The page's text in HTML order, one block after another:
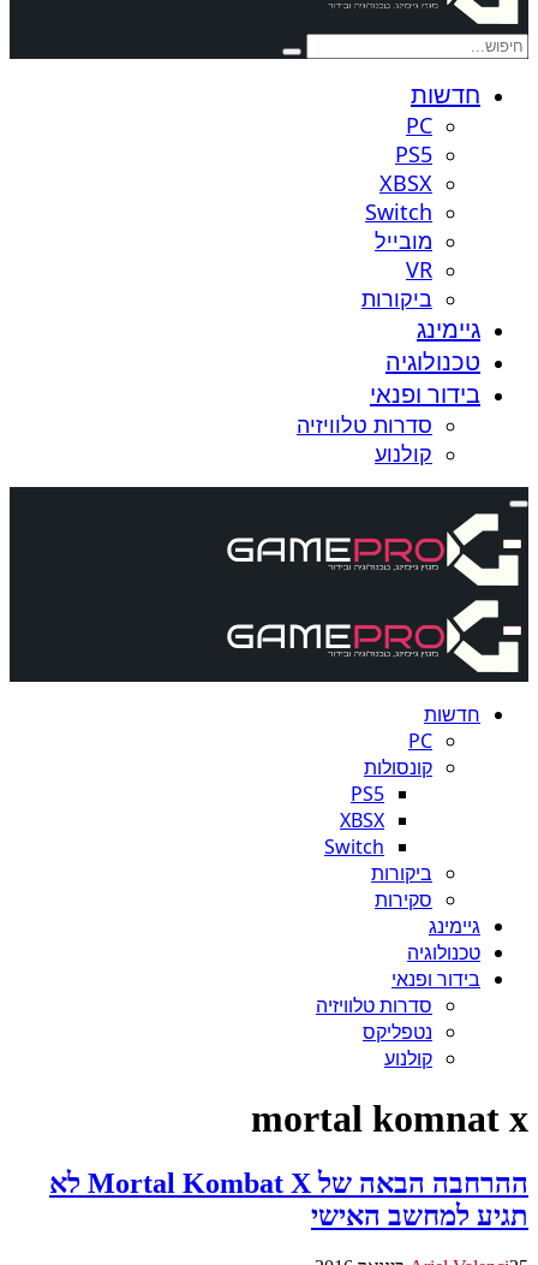
חדשות
PC
PS5
XBSX
Switch
מובייל
VR
ביקורות
גיימינג
טכנולוגיה
בידור ופנאי
סדרות טלוויזיה
קולנוע
חדשות
PC
קונסולות
PS5
XBSX
Switch
ביקורות
סקירות
גיימינג
טכנולוגיה
בידור ופנאי
סדרות טלוויזיה
נטפליקס
קולנוע
mortal komnat x
ההרחבה הבאה של Mortal Kombat X לא
תגיע למחשב האישי